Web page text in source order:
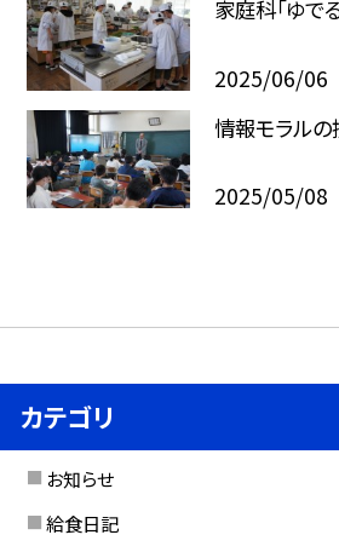
家庭科「ゆで
2025/06/06
情報モラル
2025/05/08
カテゴリ
お知らせ
給食日記